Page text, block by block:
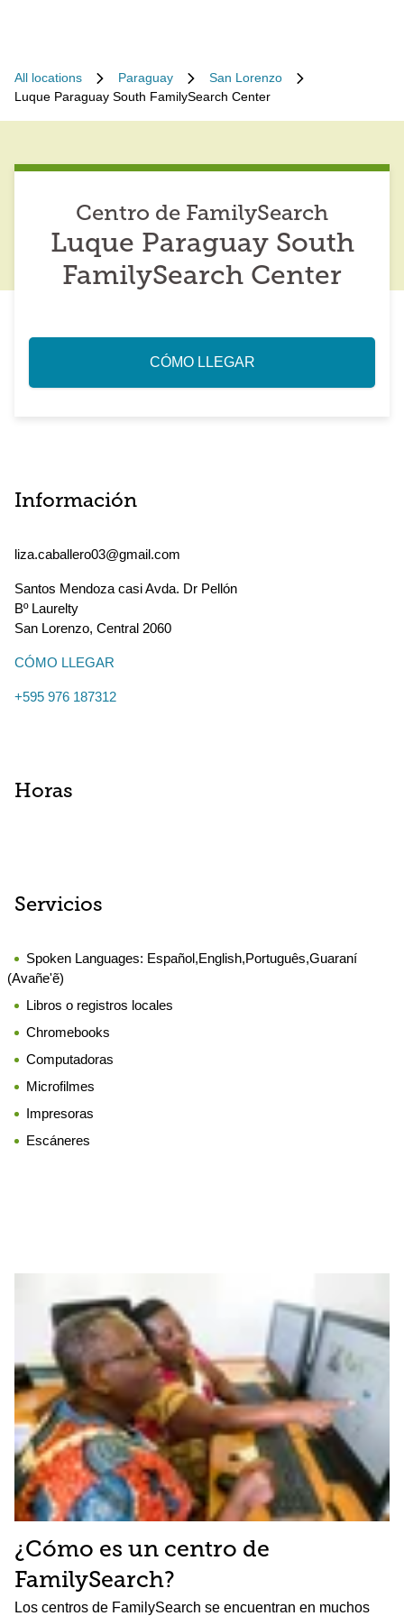
All locations Paraguay
San Lorenzo
Luque Paraguay South FamilySearch Center
Centro de FamilySearch
Luque Paraguay South
FamilySearch Center
CÓMO LLEGAR
Información
liza.caballero03@gmail.com
Santos Mendoza casi Avda. Dr Pellón
Bº Laurelty
San Lorenzo, Central 2060
CÓMO LLEGAR
+595 976 187312
Horas
Servicios
Spoken Languages: Español,English,Português,Guaraní
(Avañe'ẽ)
Libros o registros locales
Chromebooks
Computadoras
Microfilmes
Impresoras
Escáneres
¿Cómo es un centro de
FamilySearch?
Los centros de FamilySearch se encuentran en muchos